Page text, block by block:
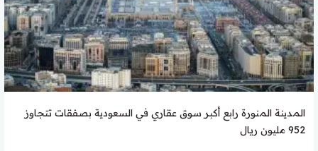
المدينة المنورة رابع أكبر سوق عقاري في السعودية بصفقات تتجاوز
952 مليون ريال